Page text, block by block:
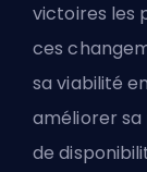
victoires les
ces
sa viabilité
améliorer
de